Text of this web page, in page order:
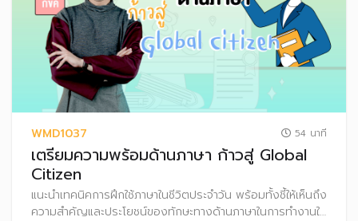
WMD1037 54 นาที
เตรียมความพร้อมด้านภาษา ก้าวสู่ Global
Citizen
แนะนำเทคนิคการฝึกใช้ภาษาในชีวิตประจำวัน พร้อมทั้งชี้ให้เห็นถึง
ความสำคัญและประโยชน์ของทักษะทางด้านภาษาในการทำงานให้